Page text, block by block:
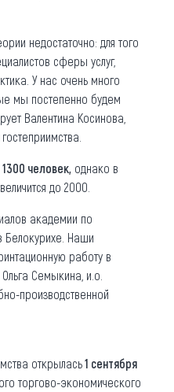
недостаточно: для того
сферы услуг,
У нас очень много
мы постепенно будем
Валентина Косинова,
1300 человек, однако в
до 2000.
академии по
Белокурихе. Наши
работу в
Семыкина, и.о.
производственной
открылась1 сентября
торгово-экономического